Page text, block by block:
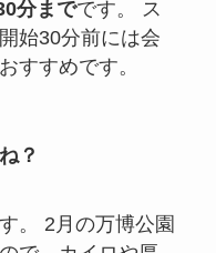
分までです。 ス
始30分前には会
すすめです。
？
。 2月の万博公園